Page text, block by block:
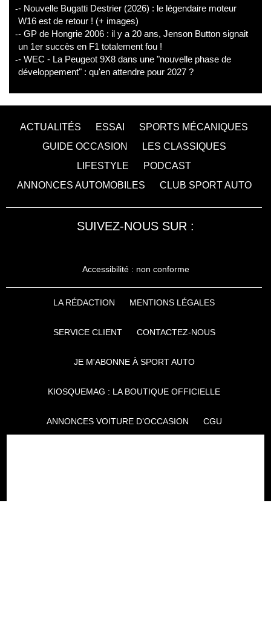
- Nouvelle Bugatti Destrier (2026) : le légendaire moteur
W16 est de retour ! (+ images)
- GP de Hongrie 2006 : il y a 20 ans, Jenson Button signait
un 1er succès en F1 totalement fou !
- WEC - La Peugeot 9X8 dans une "nouvelle phase de
développement" : qu'en attendre pour 2027 ?
ACTUALITÉS ESSAI
SPORTS MÉCANIQUES
GUIDE OCCASION
LES CLASSIQUES
LIFESTYLE
PODCAST
ANNONCES AUTOMOBILES
CLUB SPORT AUTO
SUIVEZ-NOUS SUR :
Accessibilité : non conforme
LA RÉDACTION MENTIONS LÉGALES
SERVICE CLIENT CONTACTEZ-NOUS
JE M'ABONNE À SPORT AUTO
KIOSQUEMAG : LA BOUTIQUE OFFICIELLE
ANNONCES VOITURE D’OCCASION CGU